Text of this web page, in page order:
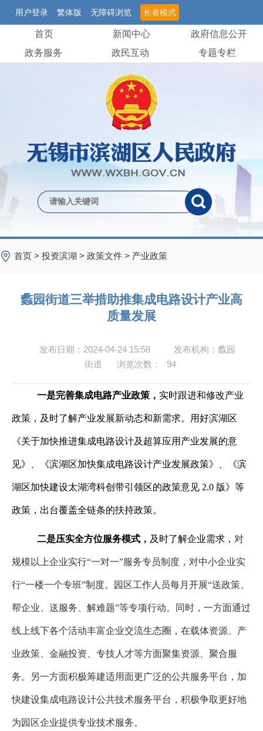
用户登录 繁体版 无障碍浏览 长者模式
首页 新闻中心
政府信息公开
政务服务
政民互动 专题专栏
首页 > 投资滨湖 > 政策文件 > 产业政策
蠡园街道三举措助推集成电路设计产业高
质量发展
发布日期：2024-04-24 15:58
发布机构：蠡园
街道
浏览次数： 94
一是完善集成电路产业政策， 实时跟进和修改产业
政策，及时了解产业发展新动态和新需求。用好滨湖区
《关于加快推进集成电路设计及超算应用产业发展的意
见》、《滨湖区加快集成电路设计产业发展政策》、《滨
湖区加快建设太湖湾科创带引领区的政策意见 2.0 版》等
政策，出台覆盖全链条的扶持政策。
二是压实全方位服务模式， 及时了解企业需求， 对
规模以上企业实行“一对一”服务专员制度，对中小企业实
行“一楼一个专班”制度。园区工作人员每月开展“送政策、
帮企业、送服务、解难题”等专项行动。同时，一方面通过
线上线下各个活动丰富企业交流生态圈，在载体资源、产
业政策、金融投资、专技人才等方面聚集资源、聚合服
务。另一方面积极筹建适用面更广泛的公共服务平台，加
快建设集成电路设计公共技术服务平台，积极争取更好地
为园区企业提供专业技术服务。